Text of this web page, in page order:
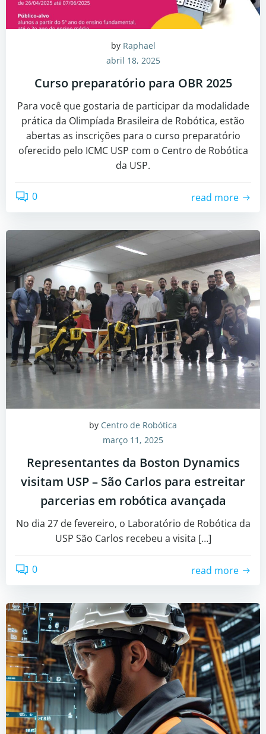
by Raphael
abril 18, 2025
Curso preparatório para OBR 2025
Para você que gostaria de participar da modalidade
prática da Olimpíada Brasileira de Robótica, estão
abertas as inscrições para o curso preparatório
oferecido pelo ICMC USP com o Centro de Robótica
da USP.
0 read more
by Centro de Robótica
março 11, 2025
Representantes da Boston Dynamics
visitam USP – São Carlos para estreitar
parcerias em robótica avançada
No dia 27 de fevereiro, o Laboratório de Robótica da
USP São Carlos recebeu a visita […]
0 read more